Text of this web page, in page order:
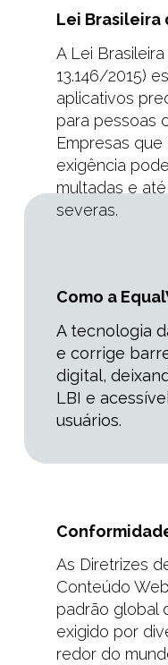
Lei Brasileira
A Lei
13.146/2015)
aplicativos
para pessoas
Empresas
exigência
multadas e
severas.
Como a
A tecnologia
e corrige
digital,
LBI e
usuários.
As Diretrizes
Conteúdo
padrão global
exigido por
redor do